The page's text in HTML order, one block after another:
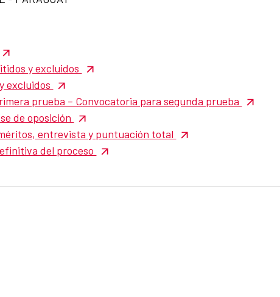
y excluidos
excluidos
prueba – Convocatoria para segunda prueba
de oposición
entrevista y puntuación total
del proceso